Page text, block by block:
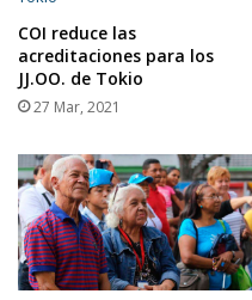
COI reduce las
acreditaciones para los
JJ.OO. de Tokio
27 Mar, 2021